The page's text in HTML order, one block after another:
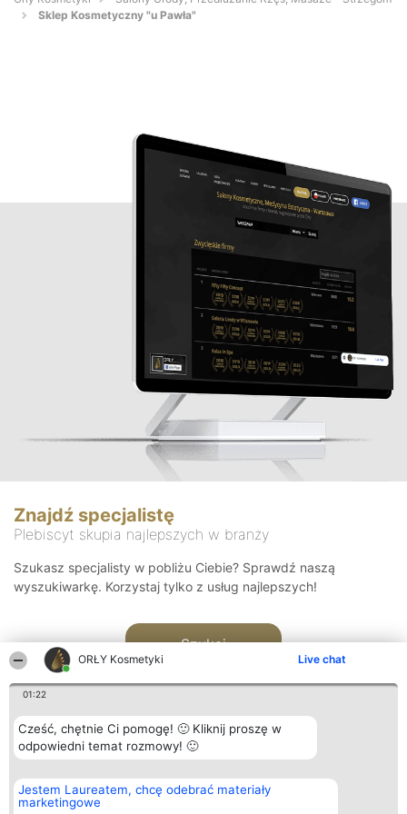
ORŁY Kosmetyki Live chat
01:22
Cześć, chętnie Ci pomogę! 🙂 Kliknij proszę w
odpowiedni temat rozmowy! 🙂
Jestem Laureatem, chcę odebrać materiały
marketingowe
Sklep Kosmetyczny "u Pawła"
Znajdź specjalistę
Plebiscyt skupia najlepszych w branży
Szukasz specjalisty w pobliżu Ciebie? Sprawdź naszą
wyszukiwarkę. Korzystaj tylko z usług najlepszych!
Szukaj
Organizator plebiscytu
Bright Side Solutions sp. z o.
o. sp. k.
Plebiscyt
Laureaci
Blog
Articles
Kontakt